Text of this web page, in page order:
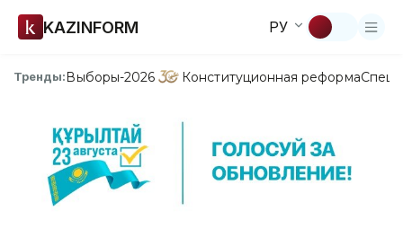
KAZINFORM РУ
Тренды:Выборы-2026 Конституционная реформа